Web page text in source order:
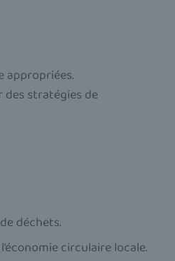
appropriées.
des stratégies de
déchets.
circulaire locale.